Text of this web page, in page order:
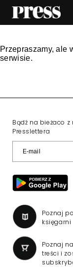
Przepraszamy, ale
serwisie.
Bądź na bieżaco
Presslettera
Poznaj
księgarni
Poznaj
treści i